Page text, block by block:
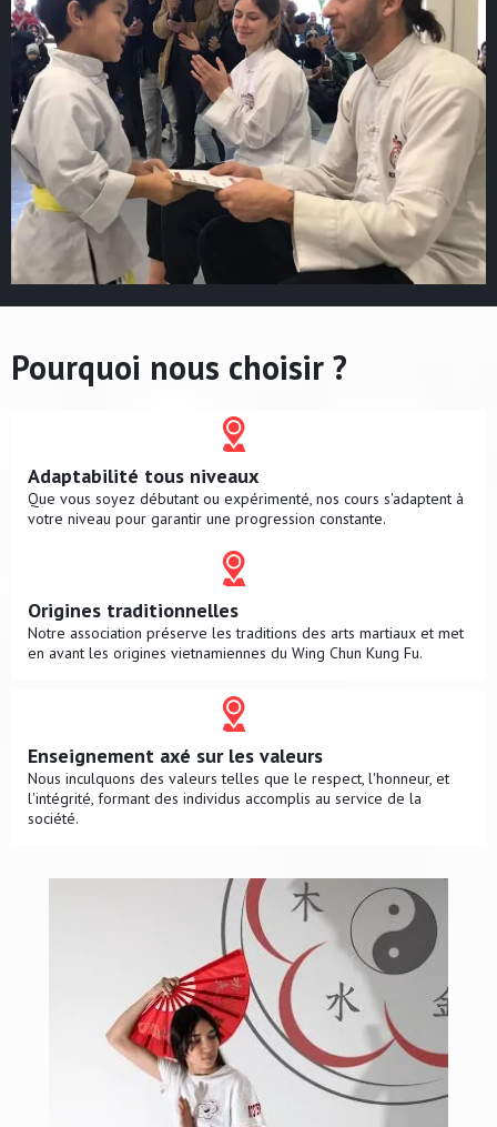
Pourquoi nous choisir ?
Adaptabilité tous niveaux
Que vous soyez débutant ou expérimenté, nos cours s'adaptent à
votre niveau pour garantir une progression constante.
Origines traditionnelles
Notre association préserve les traditions des arts martiaux et met
en avant les origines vietnamiennes du Wing Chun Kung Fu.
Enseignement axé sur les valeurs
Nous inculquons des valeurs telles que le respect, l'honneur, et
l'intégrité, formant des individus accomplis au service de la
société.